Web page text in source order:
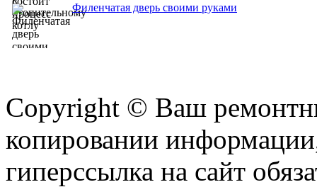
Филенчатая дверь своими руками
Copyright © Ваш
копировании
гиперссылка на сайт